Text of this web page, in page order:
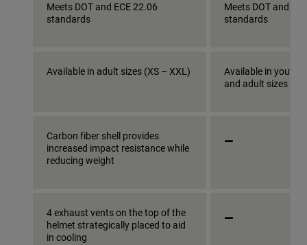
Meets DOT and ECE 22.06
standards
Meets DOT and
standards
Available in adult sizes (XS – XXL)
Available in youth
and adult sizes
Carbon fiber shell provides
increased impact resistance while
reducing weight
_
4 exhaust vents on the top of the
helmet strategically placed to aid
in cooling
_